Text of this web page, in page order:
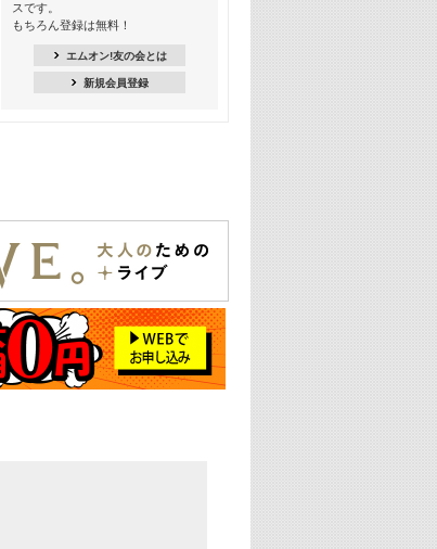
16:30
あのころK-POPヒッツ! 2021年
22:00
大人のための名曲セレクション ～バン
ド編～【歌詞入り】
22:30
今推したい! エムオン!おすすめミュー
ジックビデオ特集＜#28＞
23:00
スです。
もちろん登録は無料！
エムオン!友の会とは
新規会員登録